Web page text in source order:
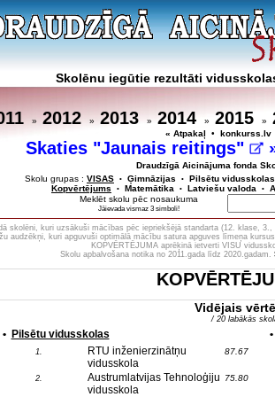
Skolēnu iegūtie rezultāti
» 2012 » 2013 » 2014 » 2015 »
« Atpakaļ • konkurss.lv
Skaties "Jaunais reitings"
Draudzīgā Aicinājuma fonda
Skolu grupas : VISAS • Ģimnāzijas • Pilsētu vidusskolas
Kopvērtējums
• Matemātika • Latviešu valoda •
Meklēt skolu pēc nosaukuma
Jāievada vismaz 3 simboli!
skolēni, kuri uzsākuši mācības pēc iepriekšējā standarta (12. klase,
audzēkņi, kuri apguvuši optimālā mācību satura apguves līmeņa
KOPVĒRTĒJUMA aprēķinā ietverti VISU
Skolu apbalvošana notika no 2011.gada līdz 2020.gadam.
Vidējais
/ 20 labākās
• Pilsētu vidusskolas
1.
RTU inženierzinātņu
vidusskola
87.67
2.
Austrumlatvijas Tehnoloģiju
vidusskola
75.80
•